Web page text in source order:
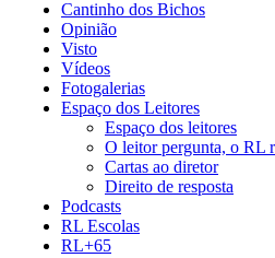
Cantinho dos Bichos
Opinião
Visto
Vídeos
Fotogalerias
Espaço dos Leitores
Espaço dos leitores
O leitor pergunta, o RL
Cartas ao diretor
Direito de resposta
Podcasts
RL Escolas
RL+65